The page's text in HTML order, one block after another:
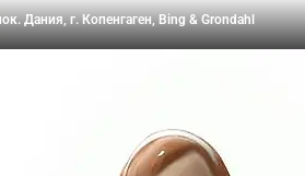
Дания, г. Копенгаген, Bing & Grondahl